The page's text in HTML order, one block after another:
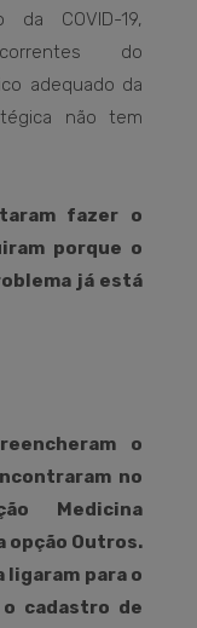
COVID-19,
do
adequado da
não tem
fazer o
porque o
já está
o
no
Medicina
opção Outros.
ligaram para o
cadastro de